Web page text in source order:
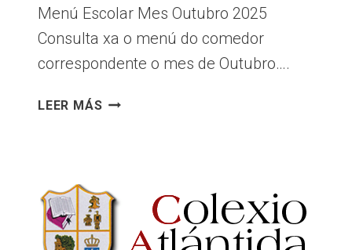
Menú Escolar Mes Outubro 2025
Consulta xa o menú do comedor
correspondente o mes de Outubro….
LEER MÁSMENÚ